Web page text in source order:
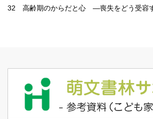
32 高齢期のからだと心 ―喪失をどう受容